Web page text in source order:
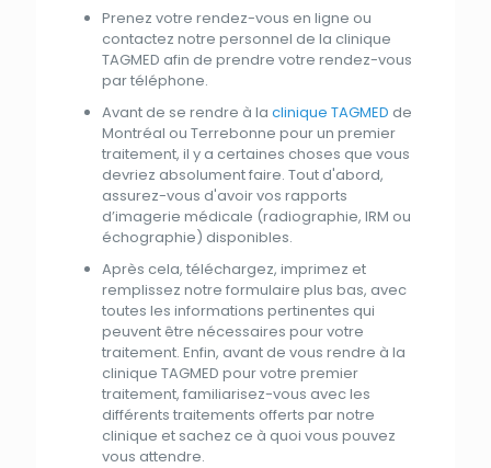
Prenez votre rendez-vous en ligne ou
contactez notre personnel de la clinique
TAGMED afin de prendre votre rendez-vous
partéléphone.
Avant de se rendre à la clinique TAGMED de
Montréal ou Terrebonne pour un premier
traitement, il y a certaines choses que vous
devriez absolument faire. Tout d'abord,
assurez-vous d'avoir vos rapports
d’imagerie médicale (radiographie, IRM ou
échographie) disponibles.
Après cela, téléchargez, imprimez et
remplissez notre formulaire plus bas, avec
toutes les informations pertinentes qui
peuvent être nécessaires pour votre
traitement. Enfin, avant de vous rendre à la
clinique TAGMED pour votre premier
traitement, familiarisez-vous avec les
différents traitements offerts parnotre
clinique et sachez ce à quoi vous pouvez
vous attendre.